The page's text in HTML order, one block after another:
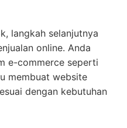
langkah selanjutnya
online. Anda
e-commerce seperti
membuat website
dengan kebutuhan